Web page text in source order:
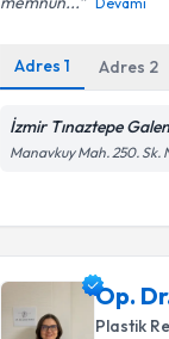
Adres1 Adres 2
İzmir Tınaztepe
Manavkuy Mah. 250. Sk.
Op.
Plastik